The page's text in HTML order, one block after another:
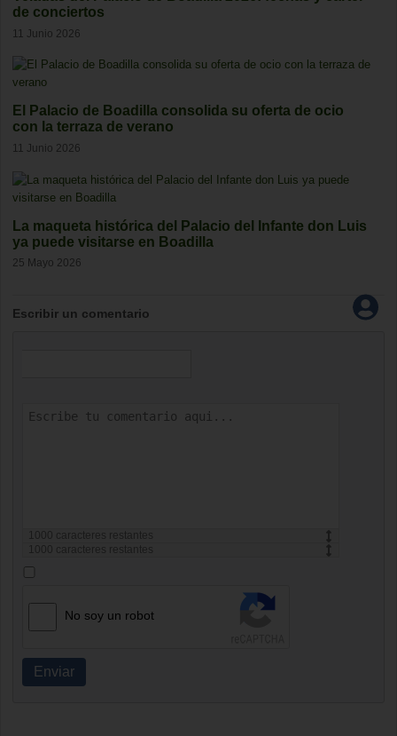
de conciertos
11 Junio 2026
El Palacio de Boadilla consolida su oferta de ocio
con la terraza de verano
11 Junio 2026
La maqueta histórica del Palacio del Infante don Luis
ya puede visitarse en Boadilla
25 Mayo 2026
Escribir un comentario
1000
caracteres restantes
1000
caracteres restantes
No soy un robot
Enviar